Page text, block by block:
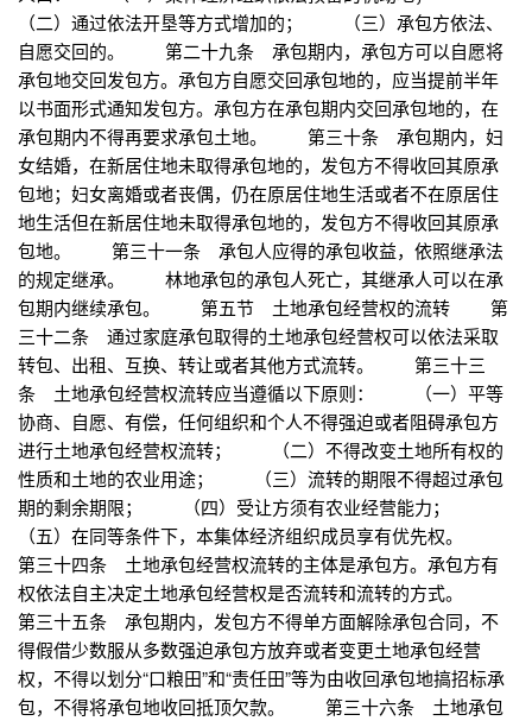
（二）通过依法开垦等方式增加的； （三）承包方依法、
自愿交回的。 第二十九条 承包期内，承包方可以自愿将
承包地交回发包方。承包方自愿交回承包地的，应当提前半年
以书面形式通知发包方。承包方在承包期内交回承包地的，在
承包期内不得再要求承包土地。 第三十条 承包期内，妇
女结婚，在新居住地未取得承包地的，发包方不得收回其原承
包地；妇女离婚或者丧偶，仍在原居住地生活或者不在原居住
地生活但在新居住地未取得承包地的，发包方不得收回其原承
包地。 第三十一条 承包人应得的承包收益，依照继承法
的规定继承。 林地承包的承包人死亡，其继承人可以在承
包期内继续承包。 第五节 土地承包经营权的流转 第
三十二条 通过家庭承包取得的土地承包经营权可以依法采取
转包、出租、互换、转让或者其他方式流转。 第三十三
条 土地承包经营权流转应当遵循以下原则： （一）平等
协商、自愿、有偿，任何组织和个人不得强迫或者阻碍承包方
进行土地承包经营权流转； （二）不得改变土地所有权的
性质和土地的农业用途； （三）流转的期限不得超过承包
期的剩余期限； （四）受让方须有农业经营能力；
（五）在同等条件下，本集体经济组织成员享有优先权。
第三十四条 土地承包经营权流转的主体是承包方。承包方有
权依法自主决定土地承包经营权是否流转和流转的方式。
第三十五条 承包期内，发包方不得单方面解除承包合同，不
得假借少数服从多数强迫承包方放弃或者变更土地承包经营
权，不得以划分“口粮田”和“责任田”等为由收回承包地搞招标承
包，不得将承包地收回抵顶欠款。 第三十六条 土地承包